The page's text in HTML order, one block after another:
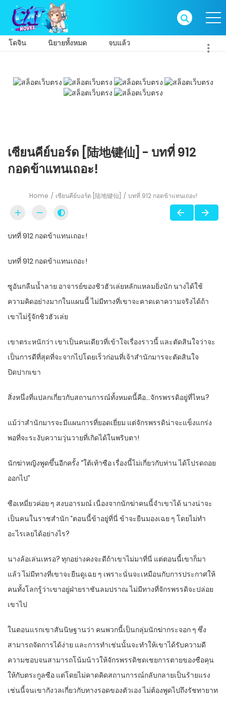
โดจิน นิยายทั้งหมด จบแล้ว
เซียนคีย์บอร์ด [陆地键仙] - บทที่ 912
กอดข้าแทนเถอะ!
Home เซียนคีย์บอร์ด [陆地键仙] บทที่ 912 กอดข้าแทนเถอะ!
บทที่ 912 กอดข้าแทนเถอะ!
บทที่ 912 กอดข้าแทนเถอะ!
ซูอันกลืนน้ำลาย อาจารย์ของชิวฮัวเล่ยหลักแหลมยิ่งนัก นางได้ใช้
ความคิดอย่างมากในแผนนี้ ไม่มีทางที่เขาจะคาดเดาความจริงได้ถ้า
เขาไม่รู้จักชิวฮัวเล่ย
เขาตระหนักว่า เขาเป็นคนเดียวที่เข้าใจเรื่องราวนี้ และตัดสินใจว่าจะ
เป็นการดีที่สุดที่จะจากไปโดยเร็วก่อนที่เจ้าสำนักมารจะตัดสินใจ
ปิดปากเขา
สิ่งหนึ่งที่แปลกเกี่ยวกับสถานการณ์ทั้งหมดนี้คือ…จักรพรรดิอยู่ที่ไหน?
แม้ว่าสำนักมารจะมีแผนการที่ยอดเยี่ยม แต่จักรพรรดิน่าจะแข็งแกร่ง
พอที่จะระงับความวุ่นวายที่เกิดได้ในพริบตา!
นักฆ่าหญิงพูดขึ้นอีกครั้ง “ใต้เท้าซือ เรื่องนี้ไม่เกี่ยวกับท่าน ได้โปรดถอย
ออกไป”
ซือเหมี่ยวค่อย ๆ สงบอารมณ์ เนื่องจากนักฆ่าคนนี้จำเขาได้ นางน่าจะ
เป็นคนในราชสำนัก “ตอนนี้ข้าอยู่ที่นี่ ข้าจะยืนมองเฉย ๆ โดยไม่ทำ
อะไรเลยได้อย่างไร?
นางล้อเล่นเหรอ? ทุกอย่างคงจะดีถ้าเขาไม่มาที่นี่ แต่ตอนนี้เขาก็มา
แล้ว ไม่มีทางที่เขาจะยืนดูเฉย ๆ เพราะนั่นจะเหมือนกับการประกาศให้
คนทั้งโลกรู้ว่าเขาอยู่ฝ่ายราชันลมปราณ ไม่มีทางที่จักรพรรดิจะปล่อย
เขาไป
ในตอนแรกเขาสันนิษฐานว่า คนพวกนี้เป็นกลุ่มนักฆ่ากระจอก ๆ ซึ่ง
สามารถจัดการได้ง่าย และการทำเช่นนั้นจะทำให้เขาได้รับความดี
ความชอบจนสามารถโน้มน้าวให้จักรพรรดิชดเชยการตายของซือคุน
ให้กับตระกูลซือ แต่โดยไม่คาดคิดสถานการณ์กลับกลายเป็นร้ายแรง
เช่นนี้จนเขากังวลเกี่ยวกับทางรอดของตัวเอง ไม่ต้องพูดไปถึงรัชทายาท